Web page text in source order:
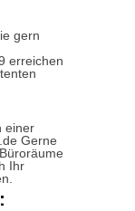
gern
erreichen
einer
Gerne
Ihr